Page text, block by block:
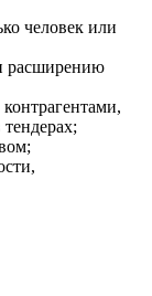
человек или
расширению